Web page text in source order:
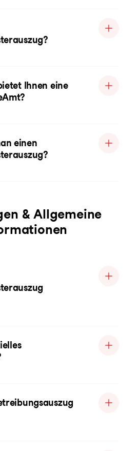
Ihnen eine
einen
& Allgemeine